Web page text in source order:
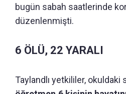
bugün sabah saatlerinde
düzenlenmişti.
6 ÖLÜ, 22 YARALI
Taylandlı yetkililer, okuldaki